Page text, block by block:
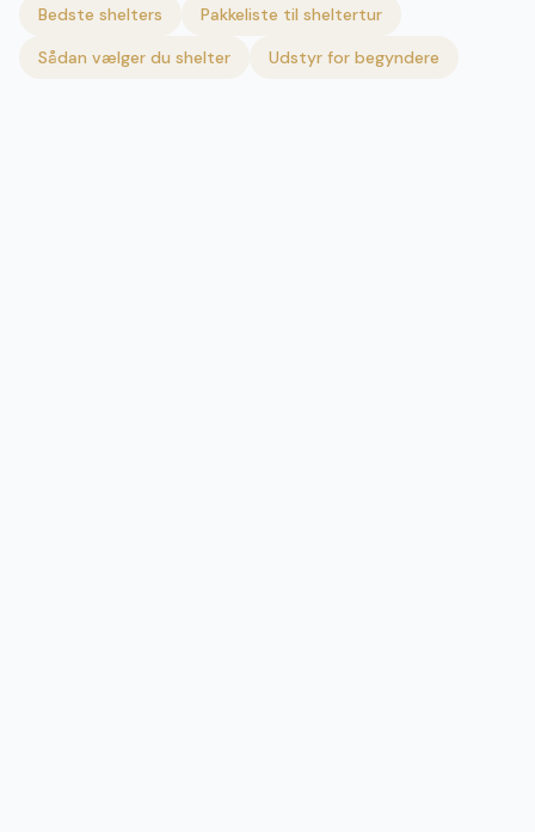
Bedste shelters
Pakkeliste til sheltertur
Sådan vælger du shelter
Udstyr for begyndere